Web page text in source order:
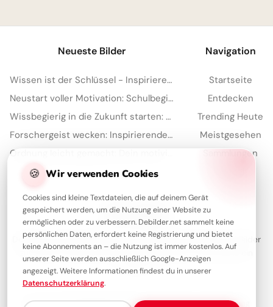
🍪 Wir verwenden Cookies
Cookies sind kleine Textdateien, die auf deinem Gerät
gespeichert werden, um die Nutzung einer Website zu
ermöglichen oder zu verbessern. Debilder.net sammelt keine
persönlichen Daten, erfordert keine Registrierung und bietet
keine Abonnements an – die Nutzung ist immer kostenlos. Auf
unserer Seite werden ausschließlich Google-Anzeigen
angezeigt. Weitere Informationen findest du in unserer
Datenschutzerklärung.
Neueste Bilder
Wissen ist der Schlüssel - Inspirierende Schulstart Bilder für Telegram
Neustart voller Motivation: Schulbeginn inspirieren und auf TikTok verbreiten!
Wissbegierig in die Zukunft starten: Dein 'Lesen bildet' Bild für Snapchat
Forschergeist wecken: Inspirierende Schulstart-Bilder für Facebook
Navigation
Startseite
Entdecken
Trending Heute
Meistgesehen
Sammlungen
Über Debilder
Debilder ist deine Plattform für die schönsten Grüße und Bilder
zum Teilen. Entdecke unsere Sammlung und verschenke ein
Lächeln!
Über unsKontaktRedaktionImpressumDatenschutzerklärung